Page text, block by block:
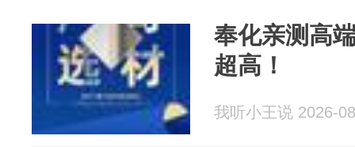
奉化亲测高
超高！
我听小王说 2026-